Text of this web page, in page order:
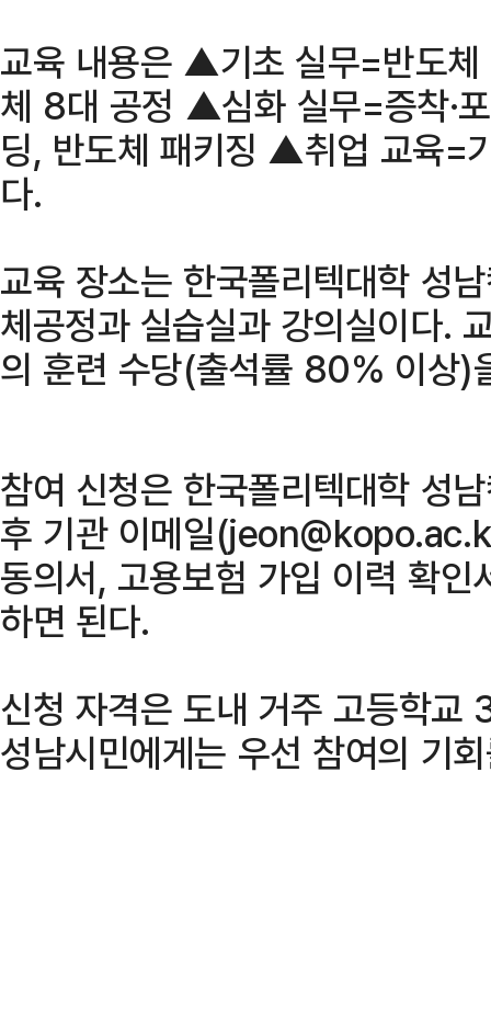
교육 내용은 ▲기초 실무=반도체
체 8대 공정 ▲심화 실무=증착·
딩, 반도체 패키징 ▲취업 교육=
다.
교육 장소는 한국폴리텍대학 성
체공정과 실습실과 강의실이다.
의 훈련 수당(출석률 80% 이상)
참여 신청은 한국폴리텍대학 성
후 기관 이메일
동의서, 고용보험 가입 이력 확인
하면 된다.
신청 자격은 도내 거주 고등학교
성남시민에게는 우선 참여의 기